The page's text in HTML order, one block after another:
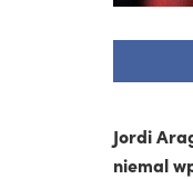
Jordi
niemal